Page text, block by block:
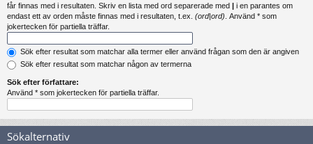
får finnas med i resultaten. Skriv en lista med ord separerade med | i en parantes om
endast ett av orden måste finnas med i resultaten, t.ex. (ord|ord) . Använd * som
jokertecken för partiella träffar.
Sök efter resultat som matchar alla termer eller använd frågan som den är angiven
Sök efter resultat som matchar någon av termerna
Sök efter författare:
Använd * som jokertecken för partiella träffar.
Sökalternativ